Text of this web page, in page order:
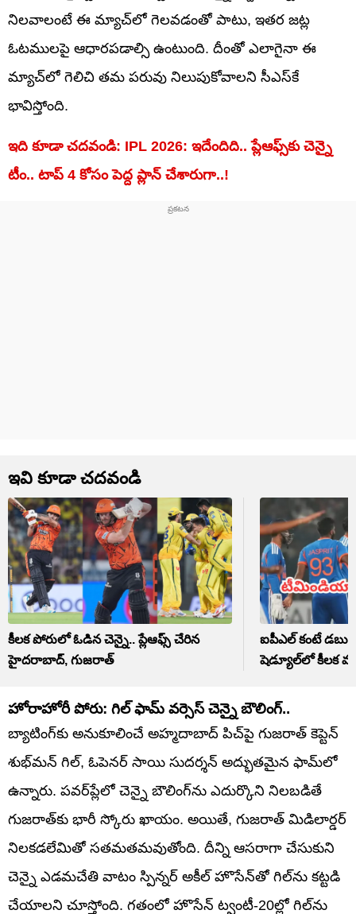
నిలవాలంటే ఈ మ్యాచ్‌లో గెలవడంతో పాటు, ఇతర జట్ల
ఓటములపై ఆధారపడాల్సి ఉంటుంది. దీంతో ఎలాగైనా ఈ
మ్యాచ్‌లో గెలిచి తమ పరువు నిలుపుకోవాలని సీఎస్‌కే
భావిస్తోంది.
ఇది కూడా చదవండి: IPL 2026: ఇదేందిది.. ప్లేఆఫ్స్‌కు చెన్నై
టీం.. టాప్ 4 కోసం పెద్ద ప్లాన్ చేశారుగా..!
ఇవి కూడా చదవండి
కీలక పోరులో ఓడిన చెన్నై.. ప్లేఆఫ్స్ చేరిన
హైదరాబాద్, గుజరాత్
ఐపీఎల్ కంటే
షెడ్యూల్‌లో కీలక
హోరాహోరీ పోరు: గిల్ ఫామ్ వర్సెస్ చెన్నై బౌలింగ్..
బ్యాటింగ్‌కు అనుకూలించే అహ్మదాబాద్ పిచ్‌పై గుజరాత్ కెప్టెన్
శుభ్‌మన్ గిల్, ఓపెనర్ సాయి సుదర్శన్ అద్భుతమైన ఫామ్‌లో
ఉన్నారు. పవర్‌ప్లేలో చెన్నై బౌలింగ్‌ను ఎదుర్కొని నిలబడితే
గుజరాత్‌కు భారీ స్కోరు ఖాయం. అయితే, గుజరాత్ మిడిలార్డర్
నిలకడలేమితో సతమతమవుతోంది. దీన్ని ఆసరాగా చేసుకుని
చెన్నై ఎడమచేతి వాటం స్పిన్నర్ అకీల్ హొసేన్‌తో గిల్‌ను కట్టడి
చేయాలని చూస్తోంది. గతంలో హొసేన్ ట్వంటీ-20ల్లో గిల్‌ను